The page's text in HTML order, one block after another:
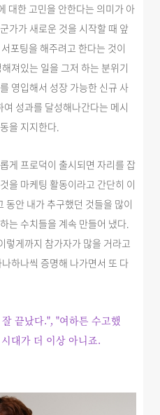
대한 고민을 안한다는 의미가 아
가가 새로운 것을 시작할 때 앞
포팅을 해주려고 한다는 것이
져있는 일을 그저 하는 분위기
영입해서 성장 가능한 신규 사
성과를 달성해나간다는 메시
을 지지한다.
게 프로덕이 출시되면 자리를 잡
을 마케팅 활동이라고 간단히 이
동안 내가 추구했던 것들을 많이
는 수치들을 계속 만들어 냈다.
렇게까지 참가자가 많을 거라고
하나씩 증명해 나가면서 또 다
끝났다.", "여하튼 수고했
대가 더 이상 아니죠.